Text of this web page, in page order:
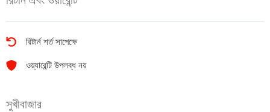
রিটার্ন শর্ত সাপেক্ষে
ওয়্যারেন্টি উপলব্ধ নয়
সুখীবাজার